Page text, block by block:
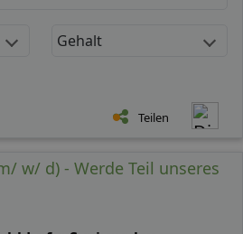
Gehalt
Teilen
w/ d) - Werde Teil unseres